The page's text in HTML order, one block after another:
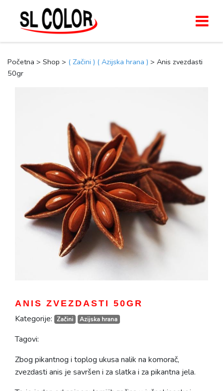
Početna > Shop > ( Začini ) ( Azijska hrana ) > Anis zvezdasti
50gr
ANIS ZVEZDASTI 50GR
Kategorije: Začini Azijska hrana
Tagovi:
Zbog pikantnog i toplog ukusa nalik na komorač,
zvezdasti anis je savršen i za slatka i za pikantna jela.